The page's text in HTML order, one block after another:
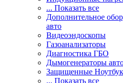
... Показать все
Дополнительное
авто
Видеоэндоскопы
Газоанализаторы
Диагностика ГБО
Дымогенераторы
Защищенные
... Показать все